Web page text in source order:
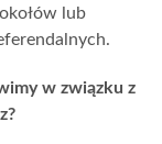
lub
w związku z